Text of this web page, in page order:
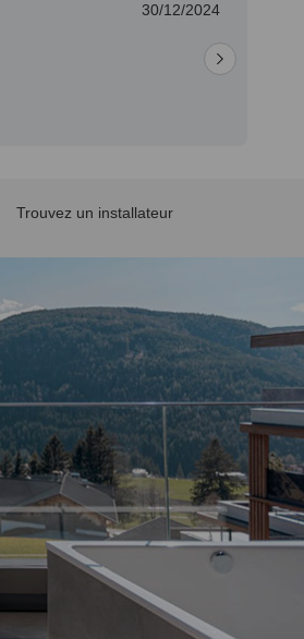
30/12/2024
Trouvez un installateur